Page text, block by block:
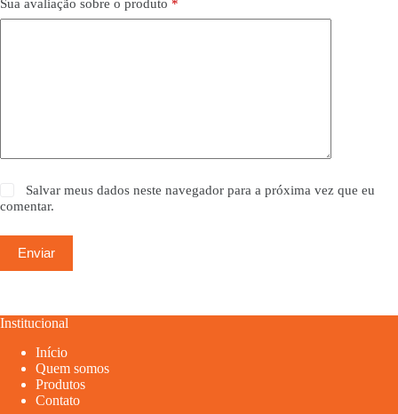
Sua avaliação sobre o produto *
Salvar meus dados neste navegador para a próxima vez que eu
comentar.
Enviar
Institucional
Início
Quem somos
Produtos
Contato